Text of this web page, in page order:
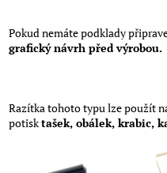
Pokud nemáte podklady
grafický návrh před výrobou.
Razítka tohoto typu lze použít
potisktašek, obálek, krabic,